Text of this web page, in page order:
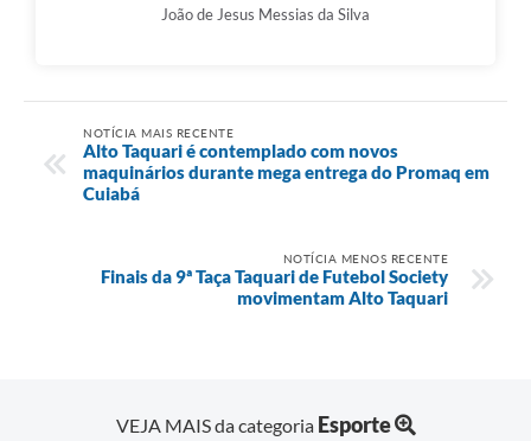
João de Jesus Messias da Silva
NOTÍCIA MAIS RECENTE
Alto Taquari é contemplado com novos
maquinários durante mega entrega do Promaq em
Cuiabá
NOTÍCIA MENOS RECENTE
Finais da 9ª Taça Taquari de Futebol Society
movimentam Alto Taquari
VEJA MAIS da categoria Esporte